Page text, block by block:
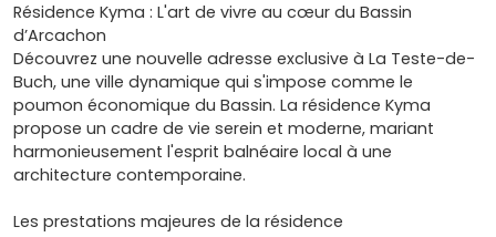
Résidence Kyma : L'art de vivre au cœur du Bassin
d’Arcachon
Découvrez une nouvelle adresse exclusive à La Teste-de-
Buch, une ville dynamique qui s'impose comme le
poumon économique du Bassin. La résidence Kyma
propose un cadre de vie serein et moderne, mariant
harmonieusement l'esprit balnéaire local à une
architecture contemporaine.
Les prestations majeures de la résidence